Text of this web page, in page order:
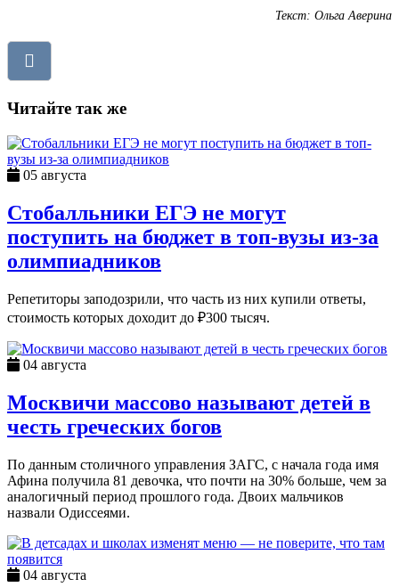
Текст: Ольга Аверина
Читайте так же
05 августа
Стобалльники ЕГЭ не могут
поступить на бюджет в топ-вузы из-за
олимпиадников
Репетиторы заподозрили, что часть из них купили ответы,
стоимость которых доходит до ₽300 тысяч.
04 августа
Москвичи массово называют детей в
честь греческих богов
По данным столичного управления ЗАГС, с начала года имя
Афина получила 81 девочка, что почти на 30% больше, чем за
аналогичный период прошлого года. Двоих мальчиков
назвали Одиссеями.
04 августа